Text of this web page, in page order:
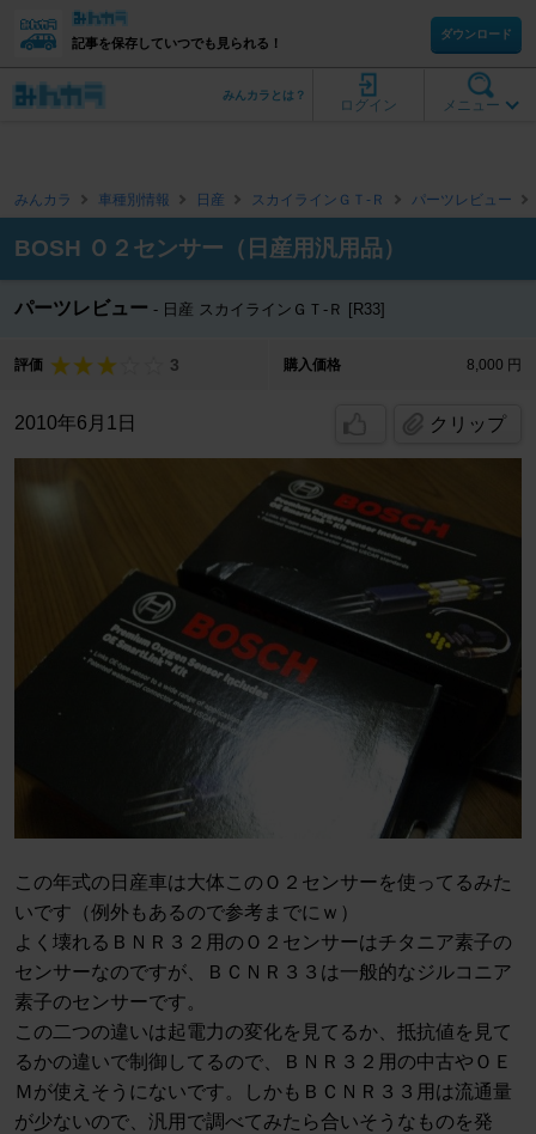
記事を保存していつでも見られる！
ダウンロード
メニュー
ログイン
みんカラとは？
みんカラ 車種別情報 日産 スカイラインＧＴ‐Ｒ パーツレビュー
BOSH Ｏ２センサー（日産用汎用品）
パーツレビュー 日産 スカイラインＧＴ‐Ｒ [R33]
評価 3 購入価格 8,000 円
2010年6月1日 クリップ
この年式の日産車は大体このＯ２センサーを使ってるみた
いです（例外もあるので参考までにｗ）
よく壊れるＢＮＲ３２用のＯ２センサーはチタニア素子の
センサーなのですが、ＢＣＮＲ３３は一般的なジルコニア
素子のセンサーです。
この二つの違いは起電力の変化を見てるか、抵抗値を見て
るかの違いで制御してるので、ＢＮＲ３２用の中古やＯＥ
Ｍが使えそうにないです。しかもＢＣＮＲ３３用は流通量
が少ないので、汎用で調べてみたら合いそうなものを発